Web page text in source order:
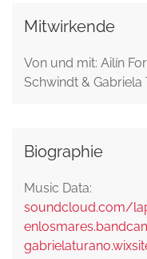
Mitwirkende
Von und mit: Ailín
Schwindt & Gabriela
Biographie
Music Data:
soundcloud.com/